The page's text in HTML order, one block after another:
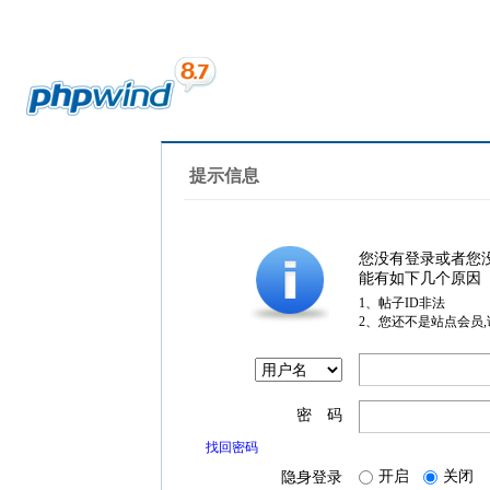
提示信息
您没有登录或者您
能有如下几个原因
1、帖子ID非法
2、您还不是站点会员
密 码
找回密码
隐身登录 开启 关闭